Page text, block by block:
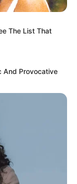
The List That
And Provocative